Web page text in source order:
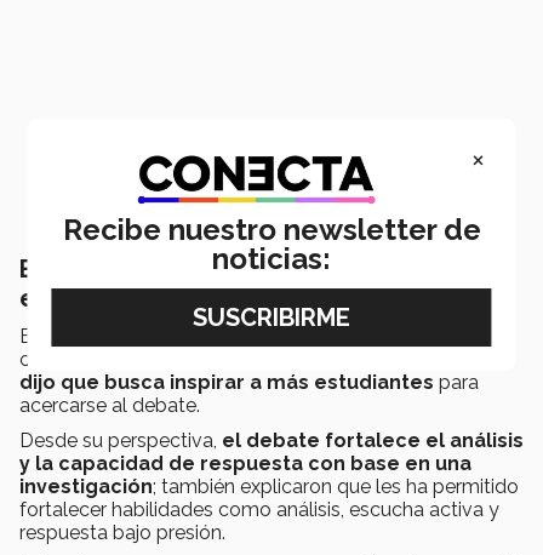
Buscan acercar el debate a más
estudiantes
El resultado volvió a colocar al Tec de Monterrey
campus Laguna en el primer lugar, con ello
dijo que busca inspirar a más estudiantes para
acercarse al debate.
Desde su perspectiva, el debate fortalece el análisis
y la capacidad de respuesta con base en una
investigación; también explicaron que les ha permitido
fortalecer habilidades como análisis, escucha activa y
respuesta bajo presión.
×
Recibe nuestro newsletter de
noticias: